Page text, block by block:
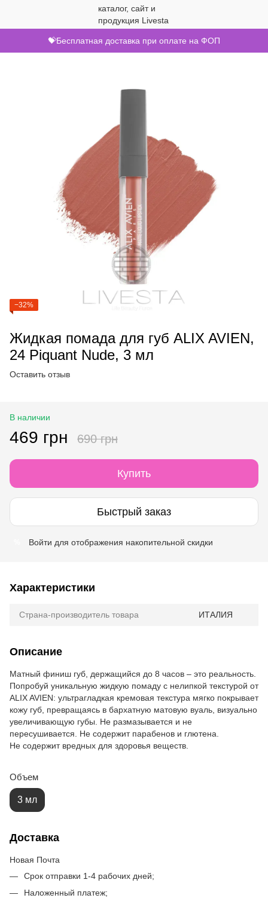
💝Бесплатная доставка при оплате на ФОП
−32%
Жидкая помада для губ ALIX AVIEN,
24 Piquant Nude, 3 мл
Оставить отзыв
В наличии
469 грн 690 грн
Купить
Быстрый заказ
Войти для отображения накопительной скидки
Характеристики
Страна-производитель товара ИТАЛИЯ
Описание
Матный финиш губ, держащийся до 8 часов – это реальность.
Попробуй уникальную жидкую помаду с нелипкой текстурой от
ALIX AVIEN: ультрагладкая кремовая текстура мягко покрывает
кожу губ, превращаясь в бархатную матовую вуаль, визуально
увеличивающую губы. Не размазывается и не
пересушивается. Не содержит парабенов и глютена.
Не содержит вредных для здоровья веществ.
Объем
3 мл
Доставка
Новая Почта
Срок отправки 1-4 рабочих дней;
Наложенный платеж;